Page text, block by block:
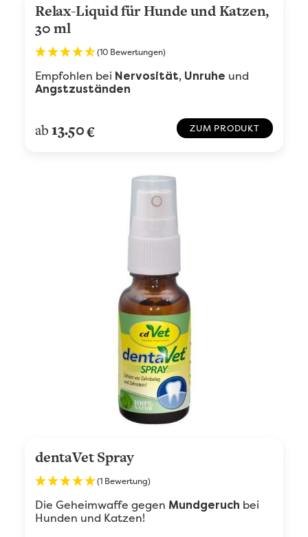
Relax-Liquid für Hunde und Katzen,
30 ml
(10 Bewertungen)
Empfohlen bei Nervosität, Unruhe und
Angstzuständen
ab13.50€ ZUM PRODUKT
dentaVet Spray
(1 Bewertung)
Die Geheimwaffe gegen Mundgeruch bei
Hunden und Katzen!